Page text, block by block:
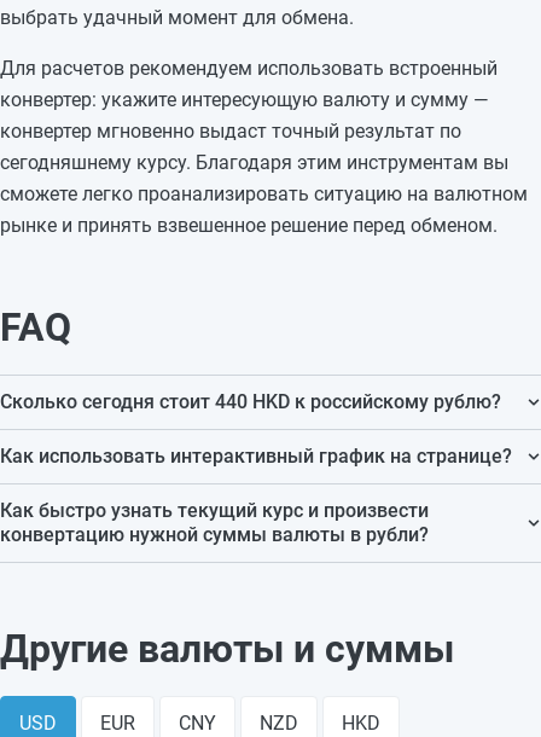
выбрать удачный момент для обмена.
Для расчетов рекомендуем использовать встроенный
конвертер: укажите интересующую валюту и сумму —
конвертер мгновенно выдаст точный результат по
сегодняшнему курсу. Благодаря этим инструментам вы
сможете легко проанализировать ситуацию на валютном
рынке и принять взвешенное решение перед обменом.
FAQ
Сколько сегодня стоит 440 HKD к российскому рублю?
На текущий момент 440 HKD в RUB стоит 4 375.14 RUB.
Данные меняются автоматически после установления
новых курсов ЦБ РФ.
Как использовать интерактивный график на странице?
Интерактивный график помогает наглядно увидеть
динамику изменения курса за последние месяцы и
оценить тенденции.
Как быстро узнать текущий курс и произвести
конвертацию нужной суммы валюты в рубли?
получите точный результат по сегодняшнему курсу.
Другие валюты и суммы
USD EUR CNY NZD HKD